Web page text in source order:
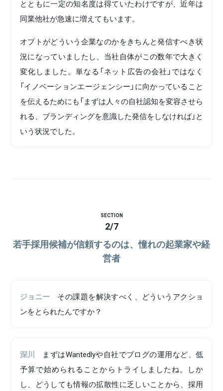
とともに一定の知名度は得ていたわけですが、近年は
同業他社が急速に増えてもいます。
オプトがどういう企業なのかをきちんと発信すべき状
況になっていましたし、当社自体がこの数年で大きく
変化しました。単なる「ネット広告の会社」ではなく
「イノベーションエージェンシー」に向かっていること
を伝えるためにも「まずは人々の自社認知を変容させら
れる、ブランディングを意識した発信をしなければ」と
いう状況でした。
SECTION
2/7
若手採用候補が信頼するのは、憧れの起業家や経
営者
ジョニー
その課題を解決すべく、どういうアクショ
ンをとられたんですか？
深川
まずはWantedlyや自社でブログの運用など、低
予算で始められることからトライしましたね。しか
し、どうしても情報の拡散性に乏しいことから、採用